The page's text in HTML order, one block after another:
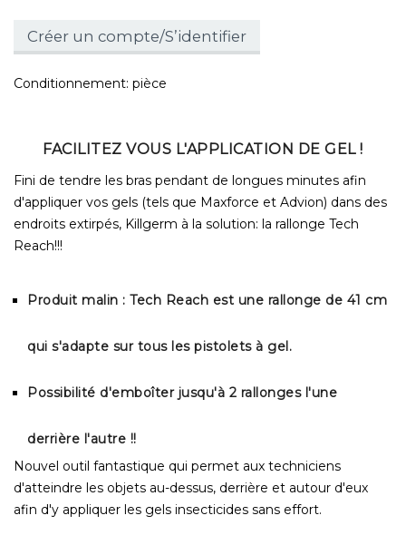
Créer un compte/S’identifier
Conditionnement: pièce
FACILITEZ VOUS L'APPLICATION DE GEL !
Fini de tendre les bras pendant de longues minutes afin
d'appliquer vos gels (tels que Maxforce et Advion) dans des
endroits extirpés, Killgerm à la solution: la rallonge Tech
Reach!!!
Produit malin : Tech Reach est une rallonge de 41 cm
qui s'adapte sur tous les pistolets à gel.
Possibilité d'emboîter jusqu'à 2 rallonges l'une
derrière l'autre !!
Nouvel outil fantastique qui permet aux techniciens
d'atteindre les objets au-dessus, derrière et autour d'eux
afin d'y appliquer les gels insecticides sans effort.